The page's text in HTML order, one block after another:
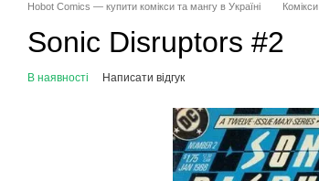
Hobot Comics — купити комікси та мангу в Україні Комікси
Sonic Disruptors #2
В наявності Написати відгук